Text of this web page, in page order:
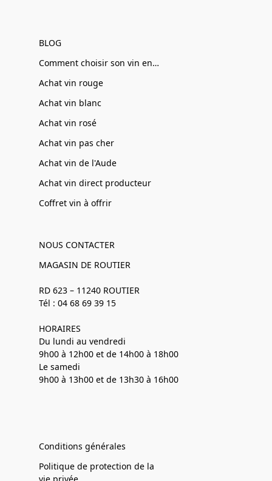
BLOG
Comment choisir son vin en ligne
Achat vin rouge
Achat vin blanc
Achat vin rosé
Achat vin pas cher
Achat vin de l'Aude
Achat vin direct producteur
Coffret vin à offrir
NOUS CONTACTER
MAGASIN DE ROUTIER
RD 623 – 11240 ROUTIER
Tél : 04 68 69 39 15
HORAIRES
Du lundi au vendredi
9h00 à 12h00 et de 14h00 à 18h00
Le samedi
9h00 à 13h00 et de 13h30 à 16h00
Conditions générales
Politique de protection de la